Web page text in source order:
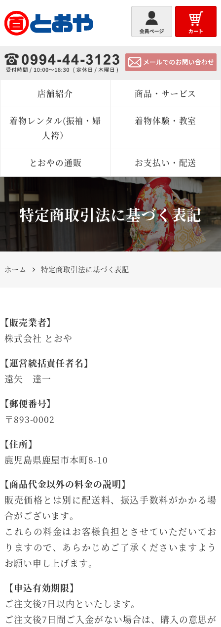
とおや
店舗紹介 商品・サービス
着物レンタル(振袖・婦
人袴）
着物体験・教室
とおやの通販 お支払い・配送
特定商取引法に基づく表記
ホーム 特定商取引法に基づく表記
【販売業者】
株式会社 とおや
【運営統括責任者名】
遠矢 達一
【郵便番号】
〒893-0002
【住所】
鹿児島県鹿屋市本町8-10
【商品代金以外の料金の説明】
販売価格とは別に配送料、振込手数料がかかる場
合がございます。
これらの料金はお客様負担とさせていただいてお
りますので、あらかじめご了承くださいますよう
お願い申し上げます。
【申込有効期限】
ご注文後7日以内といたします。
ご注文後7日間ご入金がない場合は、購入の意思が